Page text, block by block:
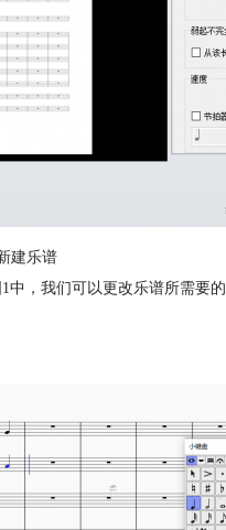
建乐谱
，我们可以更改乐谱所需要